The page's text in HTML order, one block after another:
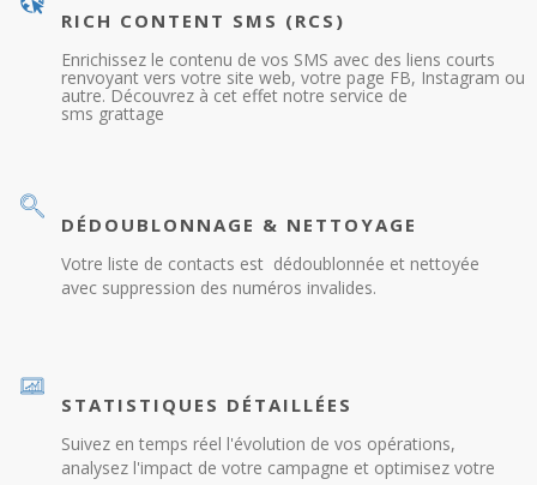
RICH CONTENT SMS (RCS)
Enrichissez le contenu de vos SMS avec des liens courts
renvoyant vers votre site web, votre page FB, Instagram ou
autre. Découvrez à cet effet notre service de
sms grattage
DÉDOUBLONNAGE & NETTOYAGE
Votre liste de contacts est dédoublonnée et nettoyée
avec suppression des numéros invalides.
STATISTIQUES DÉTAILLÉES
Suivez en temps réel l'évolution de vos opérations,
analysez l'impact de votre campagne et optimisez votre